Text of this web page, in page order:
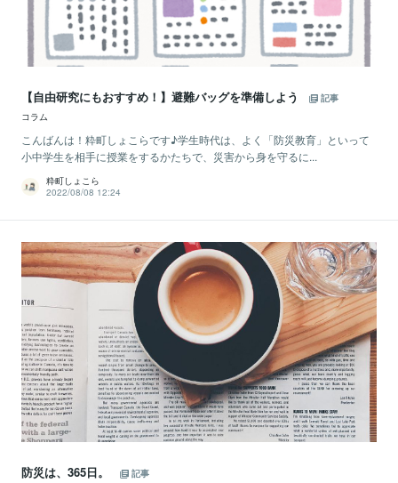
【自由研究にもおすすめ！】避難バッグを準備しよう
記事
コラム
こんばんは！粋町しょこらです♪学生時代は、よく「防災教育」といって
小中学生を相手に授業をするかたちで、災害から身を守るに...
粋町しょこら
2022/08/08 12:24
防災は、365日。
記事